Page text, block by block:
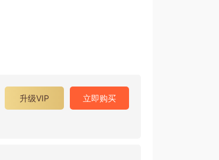
升级VIP 立即购买